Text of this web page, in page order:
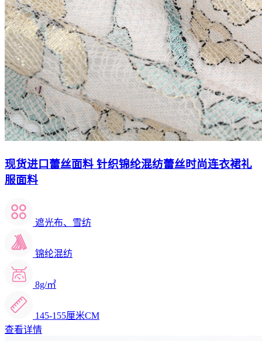
现货进口蕾丝面料 针织锦纶混纺蕾丝时尚连衣裙礼
服面料
遮光布、雪纺
锦纶混纺
8g/㎡
145-155厘米CM
查看详情